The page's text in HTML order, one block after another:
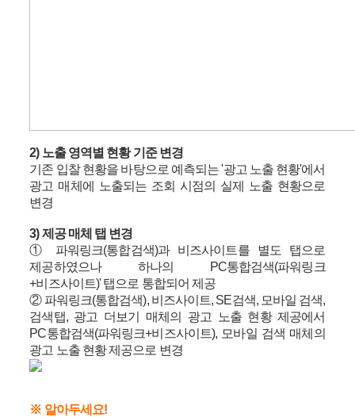
2) 노출 영역별 현황 기준 변경
기존 입찰 현황을 바탕으로 예측되는 '광고 노출 현황'에서
광고 매체에 노출되는 조회 시점의 실제 노출 현황으로
변경
3) 제공 매체 탭 변경
① 파워링크(통합검색)과 비즈사이트를 별도 탭으로
제공하였으나 하나의 PC통합검색(파워링크
+비즈사이트)' 탭으로 통합되어 제공
② 파워링크(통합검색), 비즈사이트, SE검색, 모바일 검색,
검색탭, 광고 더보기 매체의 광고 노출 현황 제공에서
PC통합검색(파워링크+비즈사이트), 모바일 검색 매체의
광고 노출 현황 제공으로 변경
※ 알아두세요!